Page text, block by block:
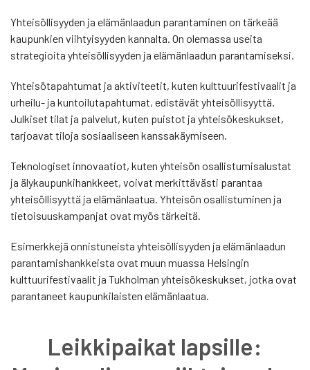
Yhteisöllisyyden ja elämänlaadun parantaminen on tärkeää
kaupunkien viihtyisyyden kannalta. On olemassa useita
strategioita yhteisöllisyyden ja elämänlaadun parantamiseksi.
Yhteisötapahtumat ja aktiviteetit, kuten kulttuurifestivaalit ja
urheilu- ja kuntoilutapahtumat, edistävät yhteisöllisyyttä.
Julkiset tilat ja palvelut, kuten puistot ja yhteisökeskukset,
tarjoavat tiloja sosiaaliseen kanssakäymiseen.
Teknologiset innovaatiot, kuten yhteisön osallistumisalustat
ja älykaupunkihankkeet, voivat merkittävästi parantaa
yhteisöllisyyttä ja elämänlaatua. Yhteisön osallistuminen ja
tietoisuuskampanjat ovat myös tärkeitä.
Esimerkkejä onnistuneista yhteisöllisyyden ja elämänlaadun
parantamishankkeista ovat muun muassa Helsingin
kulttuurifestivaalit ja Tukholman yhteisökeskukset, jotka ovat
parantaneet kaupunkilaisten elämänlaatua.
Leikkipaikat lapsille: